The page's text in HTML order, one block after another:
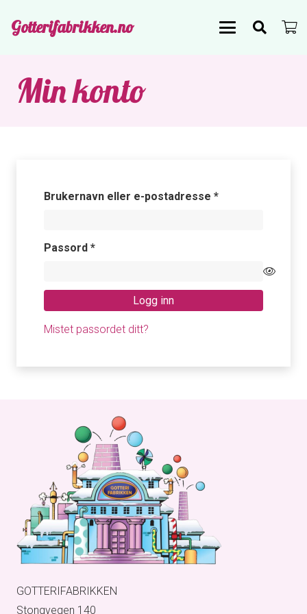
Gotterifabrikken.no
Min konto
Brukernavn eller e-postadresse *Påkrevd
Passord *Påkrevd
Logg inn
Mistet passordet ditt?
GOTTERIFABRIKKEN
Stongvegen 140